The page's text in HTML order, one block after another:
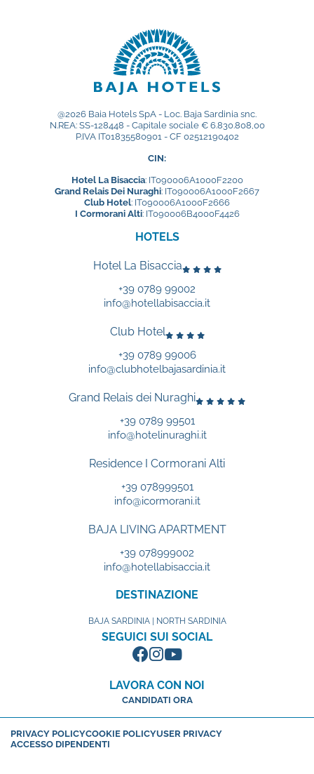
@2026 Baia Hotels SpA - Loc. Baja Sardinia snc.
N.REA: SS-128448 - Capitale sociale € 6.830.808,00
P.IVA IT01835580901 - CF 02512190402
CIN:
Hotel La Bisaccia: IT090006A1000F2200
Grand Relais Dei Nuraghi: IT090006A1000F2667
Club Hotel: IT090006A1000F2666
I Cormorani Alti: IT090006B4000F4426
HOTELS
Hotel La Bisaccia
+39 0789 99002
info@hotellabisaccia.it
Club Hotel
+39 0789 99006
info@clubhotelbajasardinia.it
Grand Relais dei Nuraghi
+39 0789 99501
info@hotelinuraghi.it
Residence I Cormorani Alti
+39 078999501
info@icormorani.it
BAJA LIVING APARTMENT
+39 078999002
info@hotellabisaccia.it
DESTINAZIONE
BAJA SARDINIA | NORTH SARDINIA
SEGUICI SUI SOCIAL
LAVORA CON NOI
CANDIDATI ORA
PRIVACY POLICYCOOKIE POLICYUSER PRIVACY
ACCESSO DIPENDENTI